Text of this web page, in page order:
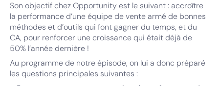
Son objectif chez Opportunity est le suivant : accroître
la performance d’une équipe de vente armé de bonnes
méthodes et d’outils qui font gagner du temps, et du
CA, pour renforcer une croissance qui était déjà de
50% l’année dernière !
Au programme de notre épisode, on lui a donc préparé
les questions principales suivantes :